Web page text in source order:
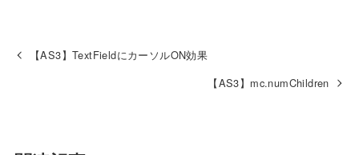
【AS3】TextFieldにカーソルON効果
【AS3】mc.numChildren